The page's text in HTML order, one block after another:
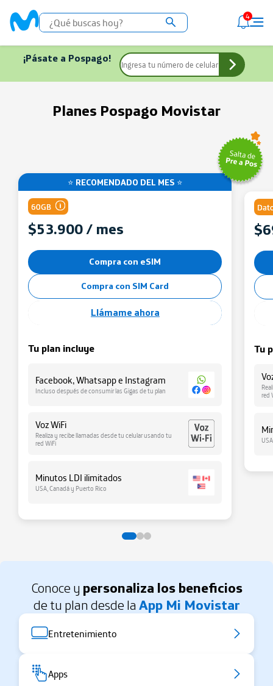
4
¡Pásate a Pospago!
Planes Pospago Movistar
⭐ RECOMENDADO DEL MES ⭐
60GB
Minutos y SMS
$53.900 / mes
Compra con eSIM
Compra con SIM Card
Llámame ahora
Tu plan incluye
Facebook, Whatsapp e Instagram
Incluso después de consumir las Gigas de tu plan
Voz WiFi
Realiza y recibe llamadas desde tu celular usando tu
red WiFi
Minutos LDI ilimitados
USA, Canadá y Puerto Rico
Tu
red
Conoce y personaliza los beneficios
de tu plan desde la App Mi Movistar
Entretenimiento
Apps